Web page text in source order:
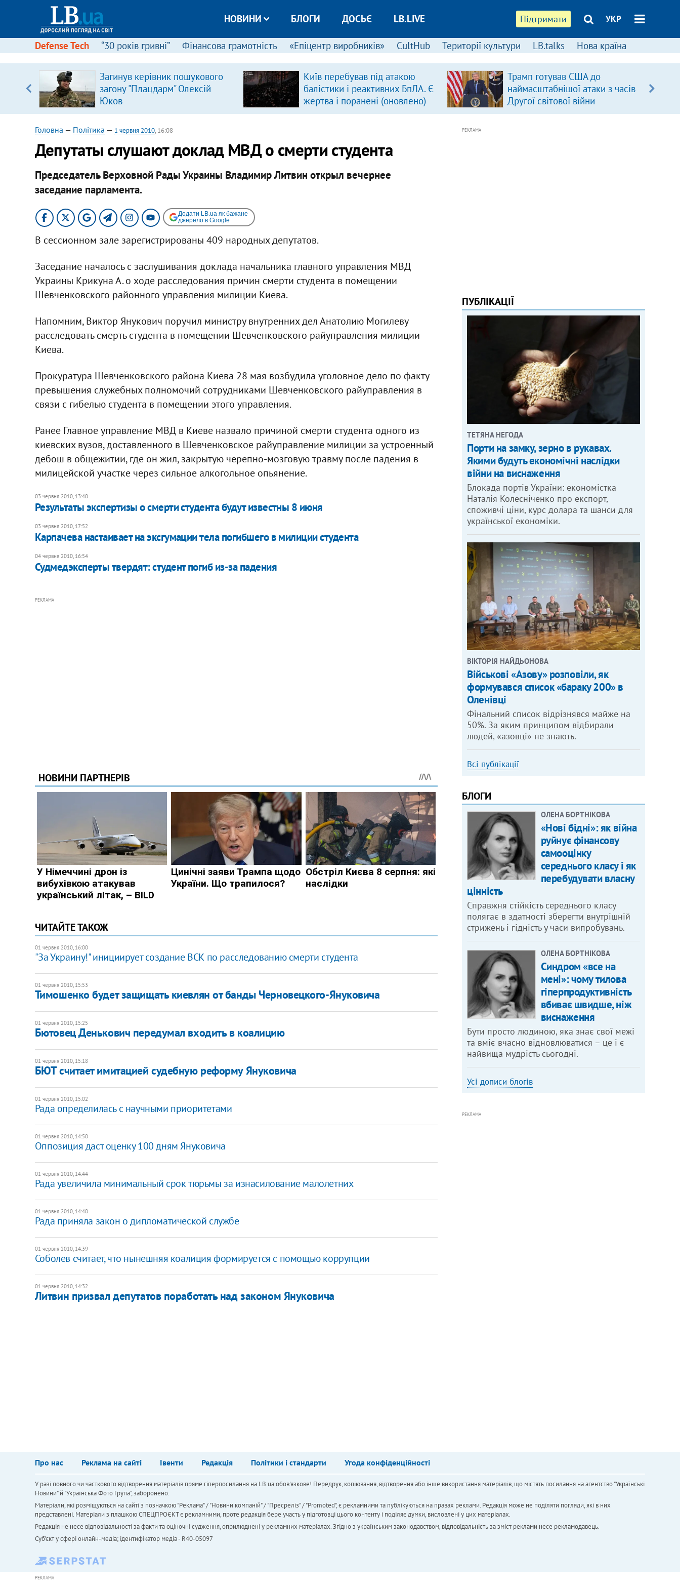
Підтримати УКР
НОВИНИ БЛОГИ ДОСЬЄ LB.LIVE
Defense Tech “30 років гривні” Фінансова грамотність «Епіцентр виробників» CultHub Території культури LB.talks Нова країна
Загинув керівник пошукового
загону "Плацдарм" Олексій
Юков
Київ перебував під атакою
балістики і реактивних БпЛА. Є
жертва і поранені (оновлено)
Трамп готував США до
наймасштабнішої атаки з часів
Другої світової війни
Головна — Політика — 1 червня 2010, 16:08
Депутаты слушают доклад МВД о смерти студента
Председатель Верховной Рады Украины Владимир Литвин открыл вечернее
заседание парламента.
Додати LB.ua як бажане
джерело в Google
В сессионном зале зарегистрированы 409 народных депутатов.
Заседание началось с заслушивания доклада начальника главного управления МВД
Украины Крикуна А. о ходе расследования причин смерти студента в помещении
Шевченковского районного управления милиции Киева.
Напомним, Виктор Янукович поручил министру внутренних дел Анатолию Могилеву
расследовать смерть студента в помещении Шевченковского райуправления милиции
Киева.
Прокуратура Шевченковского района Киева 28 мая возбудила уголовное дело по факту
превышения служебных полномочий сотрудниками Шевченковского райуправления в
связи с гибелью студента в помещении этого управления.
Ранее Главное управление МВД в Киеве назвало причиной смерти студента одного из
киевских вузов, доставленного в Шевченковское райуправление милиции за устроенный
дебош в общежитии, где он жил, закрытую черепно-мозговую травму после падения в
милицейской участке через сильное алкогольное опьянение.
03 червня 2010, 13:40
Результаты экспертизы о смерти студента будут известны 8 июня
03 червня 2010, 17:52
Карпачева настаивает на эксгумации тела погибшего в милиции студента
04 червня 2010, 16:54
Судмедэксперты твердят: студент погиб из-за падения
РЕКЛАМА
ЧИТАЙТЕ ТАКОЖ
01 червня 2010, 16:00
"За Украину!" инициирует создание ВСК по расследованию смерти студента
01 червня 2010, 15:53
Тимошенко будет защищать киевлян от банды Черновецкого-Януковича
01 червня 2010, 15:25
Бютовец Денькович передумал входить в коалицию
01 червня 2010, 15:18
БЮТ считает имитацией судебную реформу Януковича
01 червня 2010, 15:02
Рада определилась с научными приоритетами
01 червня 2010, 14:50
Оппозиция даст оценку 100 дням Януковича
01 червня 2010, 14:44
Рада увеличила минимальный срок тюрьмы за изнасилование малолетних
01 червня 2010, 14:40
Рада приняла закон о дипломатической службе
01 червня 2010, 14:39
Соболев считает, что нынешняя коалиция формируется с помощью коррупции
01 червня 2010, 14:32
Литвин призвал депутатов поработать над законом Януковича
РЕКЛАМА
ПУБЛІКАЦІЇ
ТЕТЯНА НЕГОДА
Порти на замку, зерно в рукавах.
Якими будуть економічні наслідки
війни на виснаження
Блокада портів України: економістка
Наталія Колесніченко про експорт,
споживчі ціни, курс долара та шанси для
української економіки.
ВІКТОРІЯ НАЙДЬОНОВА
Військові «Азову» розповіли, як
формувався список «бараку 200» в
Оленівці
Фінальний список відрізнявся майже на
50%. За яким принципом відбирали
людей, «азовці» не знають.
Всі публікації
БЛОГИ
ОЛЕНА БОРТНІКОВА
«Нові бідні»: як війна
руйнує фінансову
самооцінку
середнього класу і як
перебудувати власну
цінність
Справжня стійкість середнього класу
полягає в здатності зберегти внутрішній
стрижень і гідність у часи випробувань.
ОЛЕНА БОРТНІКОВА
Синдром «все на
мені»: чому тилова
гіперпродуктивність
вбиває швидше, ніж
виснаження
Бути просто людиною, яка знає свої межі
та вміє вчасно відновлюватися – це і є
найвища мудрість сьогодні.
Усі дописи блогів
РЕКЛАМА
Про нас Реклама на сайті Івенти Редакція Політики і стандарти Угода конфіденційності
У разі повного чи часткового відтворення матеріалів пряме гіперпосилання на LB.ua обов'язкове! Передрук, копіювання, відтворення або інше використання матеріалів, що містять посилання на агентство "Українськi
Новини" й "Українська Фото Група", заборонено.
Матеріали, які розміщуються на сайті з позначкою "Реклама" / "Новини компаній" / "Пресреліз" / "Promoted", є рекламними та публікуються на правах реклами. Редакція може не поділяти погляди, які в них
представлені. Матеріали з плашкою СПЕЦПРОЄКТ є рекламними, проте редакція бере участь у підготовці цього контенту і поділяє думки, висловлені у цих матеріалах.
Редакція не несе відповідальності за факти та оціночні судження, оприлюднені у рекламних матеріалах. Згідно з українським законодавством, відповідальність за зміст реклами несе рекламодавець.
Cуб'єкт у сфері онлайн-медіа; ідентифікатор медіа - R40-05097
РЕКЛАМА